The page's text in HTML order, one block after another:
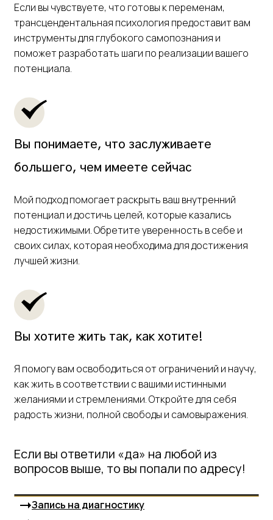
Если вы чувствуете, что готовы к переменам,
трансцендентальная психология предоставит вам
инструменты для глубокого самопознания и
поможет разработать шаги по реализации вашего
потенциала.
Вы понимаете, что заслуживаете
большего, чем имеете сейчас
Мой подход помогает раскрыть ваш внутренний
потенциал и достичь целей, которые казались
недостижимыми. Обретите уверенность в себе и
своих силах, которая необходима для достижения
лучшей жизни.
Вы хотите жить так, как хотите!
Я помогу вам освободиться от ограничений и научу,
как жить в соответствии с вашими истинными
желаниями и стремлениями. Откройте для себя
радость жизни, полной свободы и самовыражения.
Если вы ответили «да» на любой из
вопросов выше, то вы попали по адресу!
Запись на диагностику